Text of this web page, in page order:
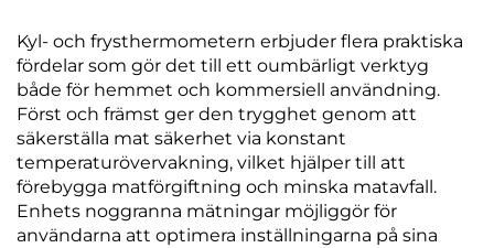
Kyl- och frysthermometern erbjuder flera praktiska
fördelar som gör det till ett oumbärligt verktyg
både för hemmet och kommersiell användning.
Först och främst ger den trygghet genom att
säkerställa mat säkerhet via konstant
temperaturövervakning, vilket hjälper till att
förebygga matförgiftning och minska matavfall.
Enhets noggranna mätningar möjliggör för
användarna att optimera inställningarna på sina